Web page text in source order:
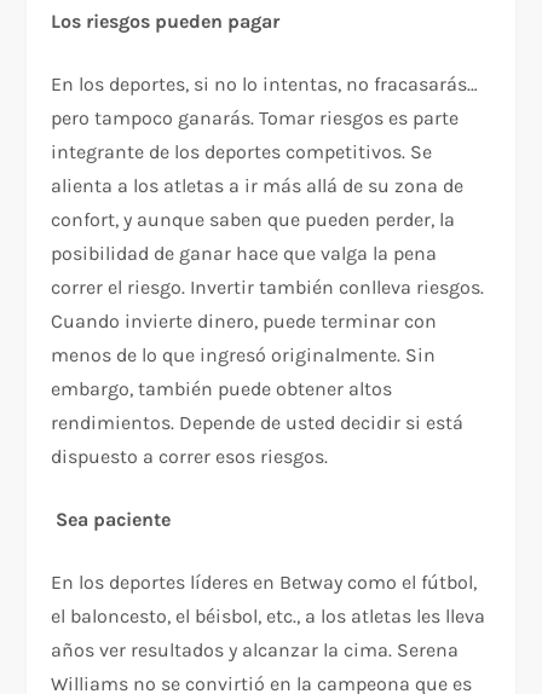
Los riesgos pueden pagar
En los deportes, si no lo intentas, no fracasarás…
pero tampoco ganarás. Tomar riesgos es parte
integrante de los deportes competitivos. Se
alienta a los atletas a ir más allá de su zona de
confort, y aunque saben que pueden perder, la
posibilidad de ganar hace que valga la pena
correr el riesgo. Invertir también conlleva riesgos.
Cuando invierte dinero, puede terminar con
menos de lo que ingresó originalmente. Sin
embargo, también puede obtener altos
rendimientos. Depende de usted decidir si está
dispuesto a correr esos riesgos.
Sea paciente
En los deportes líderes en Betway como el fútbol,
el baloncesto, el béisbol, etc., a los atletas les lleva
años ver resultados y alcanzar la cima. Serena
Williams no se convirtió en la campeona que es